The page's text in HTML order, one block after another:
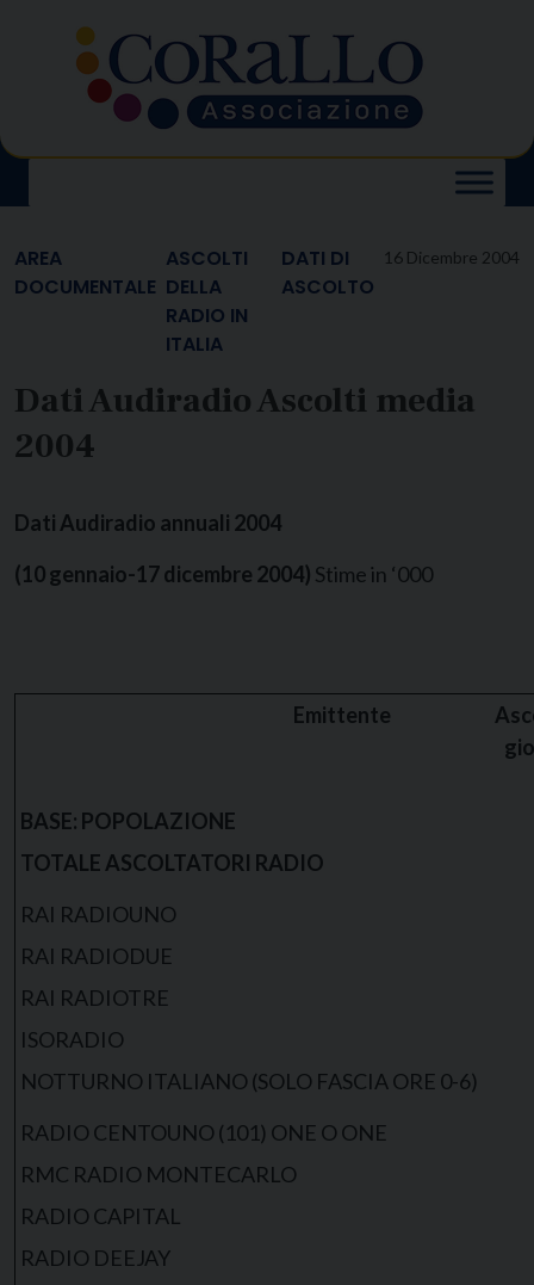
content
16 Dicembre 2004
AREA
DOCUMENTALE
ASCOLTI
DELLA
RADIO IN
ITALIA
DATI DI
ASCOLTO
Dati Audiradio Ascolti media
2004
Dati Audiradio annuali 2004
(10 gennaio-17 dicembre 2004) Stime in ‘000
Emittente
BASE: POPOLAZIONE
TOTALE ASCOLTATORI RADIO
RAI RADIOUNO
RAI RADIODUE
RAI RADIOTRE
ISORADIO
NOTTURNO ITALIANO (SOLO FASCIA ORE 0-6)
RADIO CENTOUNO (101) ONE O ONE
RMC RADIO MONTECARLO
RADIO CAPITAL
RADIO DEEJAY